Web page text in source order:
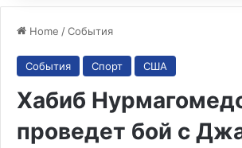
Home /События
События Спорт США
Хабиб
проведет бой с